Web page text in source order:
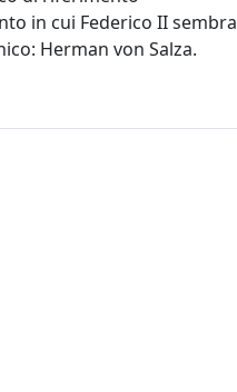
in cui Federico II sembra
Herman von Salza.